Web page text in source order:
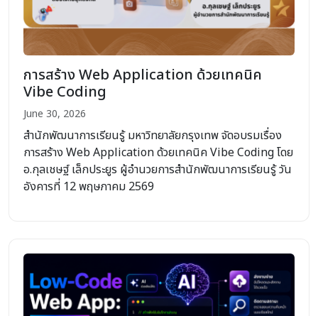
การสร้าง Web Application ด้วยเทคนิค
Vibe Coding
June 30, 2026
สำนักพัฒนาการเรียนรู้ มหาวิทยาลัยกรุงเทพ จัดอบรมเรื่อง
การสร้าง Web Application ด้วยเทคนิค Vibe Coding โดย
อ.กุลเชษฐ์ เล็กประยูร ผู้อำนวยการสำนักพัฒนาการเรียนรู้ วัน
อังคารที่ 12 พฤษภาคม 2569